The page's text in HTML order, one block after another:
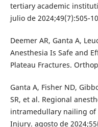
tertiary academic
julio de 2024;49(7):505-
Deemer AR, Ganta A,
Anesthesia Is Safe and
Plateau Fractures.
Ganta A, Fisher ND,
SR, et al. Regional
intramedullary nailing
Injury. agosto de